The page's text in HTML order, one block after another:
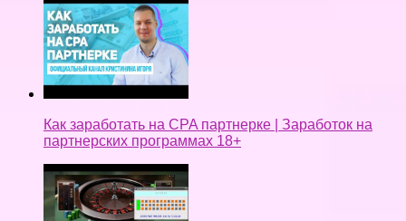
Как заработать на CPA партнерке | Заработок на
партнерских программах 18+